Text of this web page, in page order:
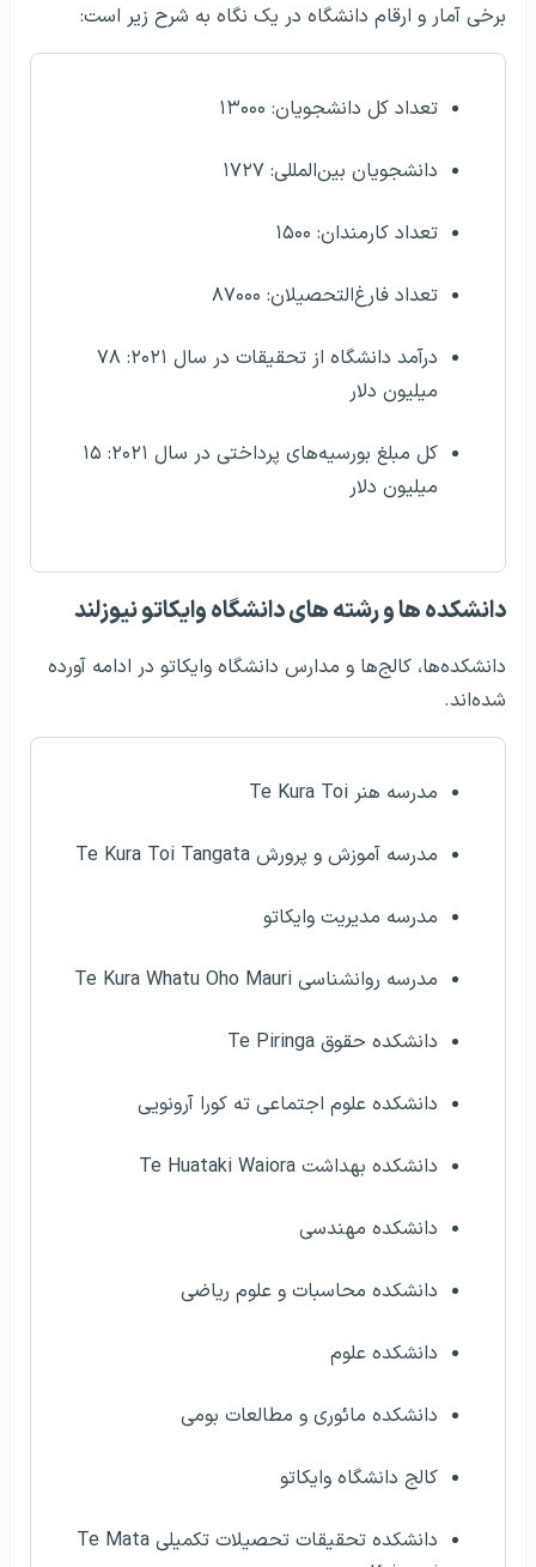
برخی آمار و ارقام دانشگاه در یک نگاه به شرح زیر است:
تعداد کل دانشجویان: ۱۳۰۰۰
دانشجویان بین‌المللی: ۱۷۲۷
تعداد کارمندان: ۱۵۰۰
تعداد فارغ‌التحصیلان: ۸۷۰۰۰
درآمد دانشگاه از تحقیقات در سال ۲۰۲۱: ۷۸
میلیون دلار
کل مبلغ بورسیه‌های پرداختی در سال ۲۰۲۱: ۱۵
میلیون دلار
دانشکده‌ ها و رشته های دانشگاه وایکاتو نیوزلند
دانشکده‌ها، کالج‌ها و مدارس دانشگاه وایکاتو در ادامه آورده
شده‌اند.
مدرسه هنر Te Kura Toi
مدرسه آموزش و پرورش Te Kura Toi Tangata
مدرسه مدیریت وایکاتو
مدرسه روانشناسی Te Kura Whatu Oho Mauri
دانشکده حقوق Te Piringa
دانشکده علوم اجتماعی ته کورا آرونویی
دانشکده بهداشت Te Huataki Waiora
دانشکده مهندسی
دانشکده محاسبات و علوم ریاضی
دانشکده علوم
دانشکده مائوری و مطالعات بومی
کالج دانشگاه وایکاتو
دانشکده تحقیقات تحصیلات تکمیلی Te Mata